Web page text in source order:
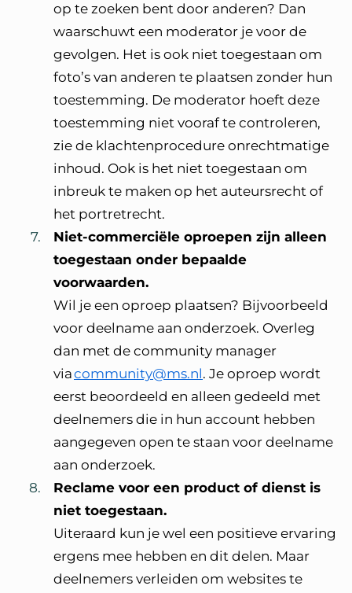
op te zoeken bent door anderen? Dan
waarschuwt een moderator je voor de
gevolgen. Het is ook niet toegestaan om
foto’s van anderen te plaatsen zonder hun
toestemming. De moderator hoeft deze
toestemming niet vooraf te controleren,
zie de klachtenprocedure onrechtmatige
inhoud. Ook is het niet toegestaan om
inbreuk te maken op het auteursrecht of
het portretrecht.
Niet-commerciële oproepen zijn alleen
toegestaan onder bepaalde
voorwaarden.
Wil je een oproep plaatsen? Bijvoorbeeld
voor deelname aan onderzoek. Overleg
dan met de community manager
viacommunity@ms.nl. Je oproep wordt
eerst beoordeeld en alleen gedeeld met
deelnemers die in hun account hebben
aangegeven open te staan voor deelname
aan onderzoek.
Reclame voor een product of dienst is
niet toegestaan.
Uiteraard kun je wel een positieve ervaring
ergens mee hebben en dit delen. Maar
deelnemers verleiden om websites te